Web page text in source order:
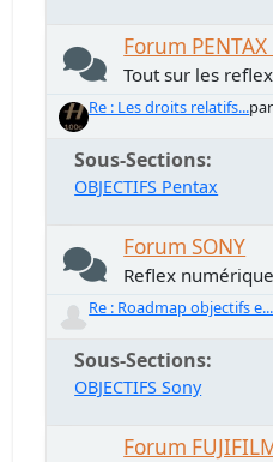
Forum
Tout sur les
Re : Les droits relatifs...par
Sous-Sections
OBJECTIFS Pentax
Forum SONY
Reflex
Re : Roadmap objectifs e...
Sous-Sections
OBJECTIFS Sony
Forum